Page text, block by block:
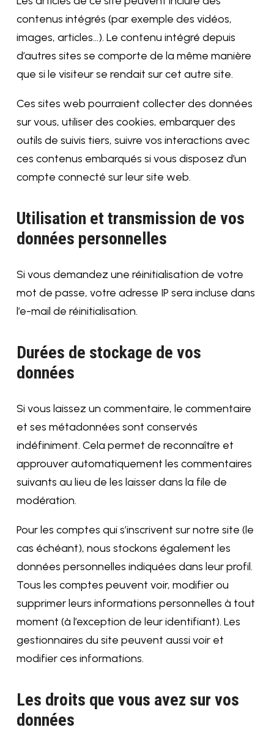
contenus intégrés (par exemple des vidéos,
images, articles…). Le contenu intégré depuis
d’autres sites se comporte de la même manière
que si le visiteur se rendait sur cet autre site.
Ces sites web pourraient collecter des données
sur vous, utiliser des cookies, embarquer des
outils de suivis tiers, suivre vos interactions avec
ces contenus embarqués si vous disposez d’un
compte connecté sur leur site web.
Utilisation et transmission de vos
données personnelles
Si vous demandez une réinitialisation de votre
mot de passe, votre adresse IP sera incluse dans
l’e-mail de réinitialisation.
Durées de stockage de vos
données
Si vous laissez un commentaire, le commentaire
et ses métadonnées sont conservés
indéfiniment. Cela permet de reconnaître et
approuver automatiquement les commentaires
suivants au lieu de les laisser dans la file de
modération.
Pour les comptes qui s’inscrivent sur notre site (le
cas échéant), nous stockons également les
données personnelles indiquées dans leur profil.
Tous les comptes peuvent voir, modifier ou
supprimer leurs informations personnelles à tout
moment (à l’exception de leur identifiant). Les
gestionnaires du site peuvent aussi voir et
modifier ces informations.
Les droits que vous avez sur vos
données